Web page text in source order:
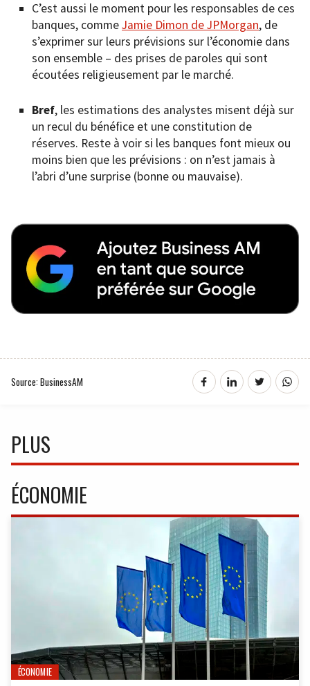
C’est aussi le moment pour les responsables de ces
banques, commeJamie Dimon de JPMorgan, de
s’exprimer sur leurs prévisions sur l’économie dans
son ensemble – des prises de paroles qui sont
écoutées religieusement par le marché.
Bref, les estimations des analystes misent déjà sur
un recul du bénéfice et une constitution de
réserves. Reste à voir si les banques font mieux ou
moins bien que les prévisions : on n’est jamais à
l’abri d’une surprise (bonne ou mauvaise).
Source: BusinessAM
PLUS
ÉCONOMIE
ÉCONOMIE